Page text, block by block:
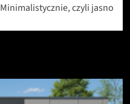
Minimalistycznie, czyli jasno